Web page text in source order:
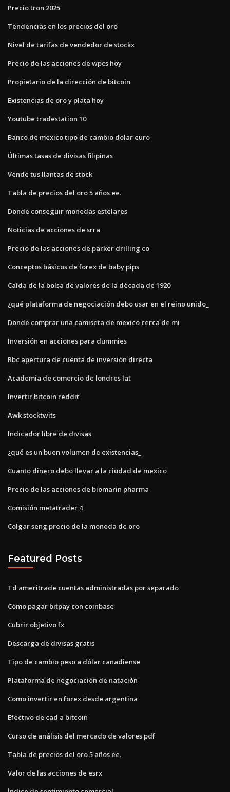
Precio tron ​​2025
Tendencias en los precios del oro
Nivel de tarifas de vendedor de stockx
Precio de las acciones de wpcs hoy
Propietario de la dirección de bitcoin
Existencias de oro y plata hoy
Youtube tradestation 10
Banco de mexico tipo de cambio dolar euro
Últimas tasas de divisas filipinas
Vende tus llantas de stock
Tabla de precios del oro 5 años ee.
Donde conseguir monedas estelares
Noticias de acciones de srra
Precio de las acciones de parker drilling co
Conceptos básicos de forex de baby pips
Caída de la bolsa de valores de la década de 1920
¿qué plataforma de negociación debo usar en el reino unido_
Donde comprar una camiseta de mexico cerca de mi
Inversión en acciones para dummies
Rbc apertura de cuenta de inversión directa
Academia de comercio de londres lat
Invertir bitcoin reddit
Awk stocktwits
Indicador libre de divisas
¿qué es un buen volumen de existencias_
Cuanto dinero debo llevar a la ciudad de mexico
Precio de las acciones de biomarin pharma
Comisión metatrader 4
Colgar seng precio de la moneda de oro
Featured Posts
Td ameritrade cuentas administradas por separado
Cómo pagar bitpay con coinbase
Cubrir objetivo fx
Descarga de divisas gratis
Tipo de cambio peso a dólar canadiense
Plataforma de negociación de natación
Como invertir en forex desde argentina
Efectivo de cad a bitcoin
Curso de análisis del mercado de valores pdf
Tabla de precios del oro 5 años ee.
Valor de las acciones de esrx